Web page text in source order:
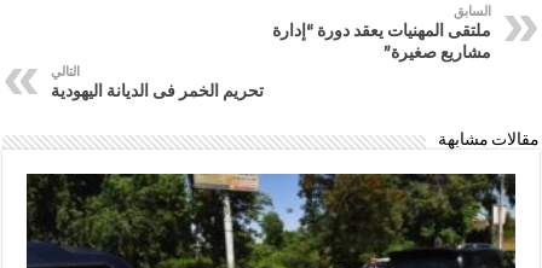
السابق
ملتقى المهنيات يعقد دورة “إدارة
مشاريع صغيرة”
التالي
تحريم الخمر فى الديانة اليهودية
مقالات مشابهة